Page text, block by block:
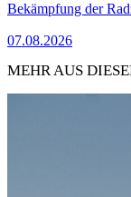
Bekämpfung der
07.08.2026
MEHR AUS